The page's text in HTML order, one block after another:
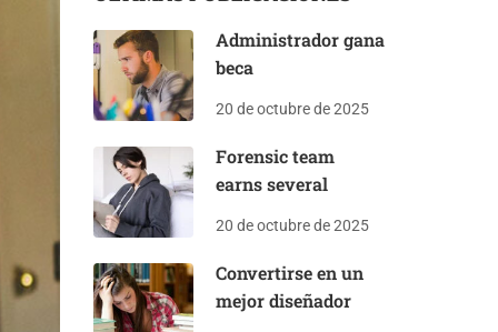
Administrador gana
beca
20 de octubre de 2025
Forensic team
earns several
20 de octubre de 2025
Convertirse en un
mejor diseñador